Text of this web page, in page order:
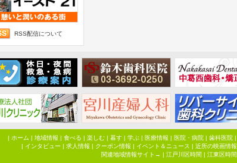
RSS配信について
| ホーム | 地域情報 | 食べる | 楽しむ| 暮す| 学ぶ| 医療情報 | 医院・病院| 歯科医院|
| インタビュー | 求人情報 | クーポン情報 | イベント＆ニュース | 近所の映画情報
関連地域情報サイト→ | 江戸川区時間 | 江東区時間